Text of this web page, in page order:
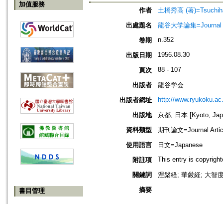
加值服務
書目管理
作者
土橋秀高 (著
出處題名
龍谷大学論集
卷期
n.352
出版日期 1956.08.30
頁次 88 - 107
出版者
龍谷学会
出版者網址
http://
出版地
京都, 日本 [Kyoto,
資料類型
期刊論文=Journal
使用語言
日文=Japanese
附註項
This entry is
關鍵詞
涅槃経; 華厳経; 大智
摘要